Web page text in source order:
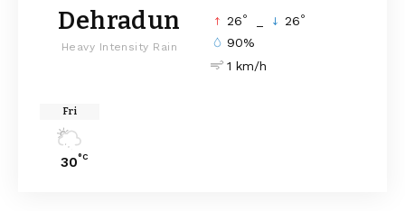
Dehradun
Heavy Intensity Rain
26° 26°
90%
1 km/h
Fri
30°C